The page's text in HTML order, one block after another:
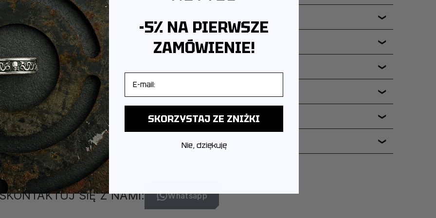
JAK PAKUJEMY PRODUKTY? ❯
CZY PRODUKTY OBJĘTE SĄ GWARANCJĄ? ❯
CZY MOGĘ ZWRÓCIĆ LUB WYMIENIĆ PRODUKT? ❯
JAK WYGLĄDA DOSTAWA I ILE TRWA? ❯
MARKA I GDZIE PRODUKOWANA JEST BIŻUTERIA? ❯
DBAĆ O BIŻUTERIĘ, ABY ZACHOWAŁA SWÓJ BLASK? ❯
SIĘ Z NAMI: Whatsapp
-5% NA PIERWSZE
ZAMÓWIENIE!
SKORZYSTAJ ZE ZNIŻKI
Nie, dziękuję